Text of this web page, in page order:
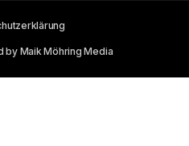
Maik Möhring Media